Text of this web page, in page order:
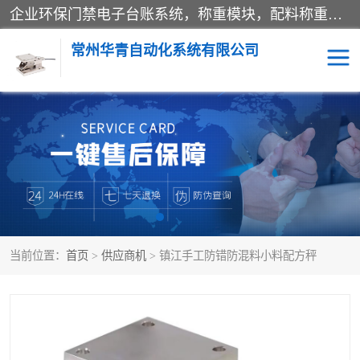
企业环保门禁电子台账系统，称重模块，配料称重系统,称重模块厂家,地磅称重系统,检重秤厂家 常州华青自动化主营：称重模块、无人值守称重系统、配料称重系统、地磅称重系统、检重秤、托利多称重模块等产品。各种称重软件，移动源环保门禁电子台账系统软件。 常州华青自动化系统有限公司7*24的电话支持服务、项目现场开发服务、新功能定制研发服务，产品培训、远程维护，现场安装调试工程等。
常州华青自动化系统有限公司
当前位置： 首页 > 供应商机 > 镇江手工防错防混料小料配方秤
称重模块 称重仪表
手工配料系统 屠宰管理软件
自动化配料系统 称重贴标机
屠宰轨道秤 检重秤